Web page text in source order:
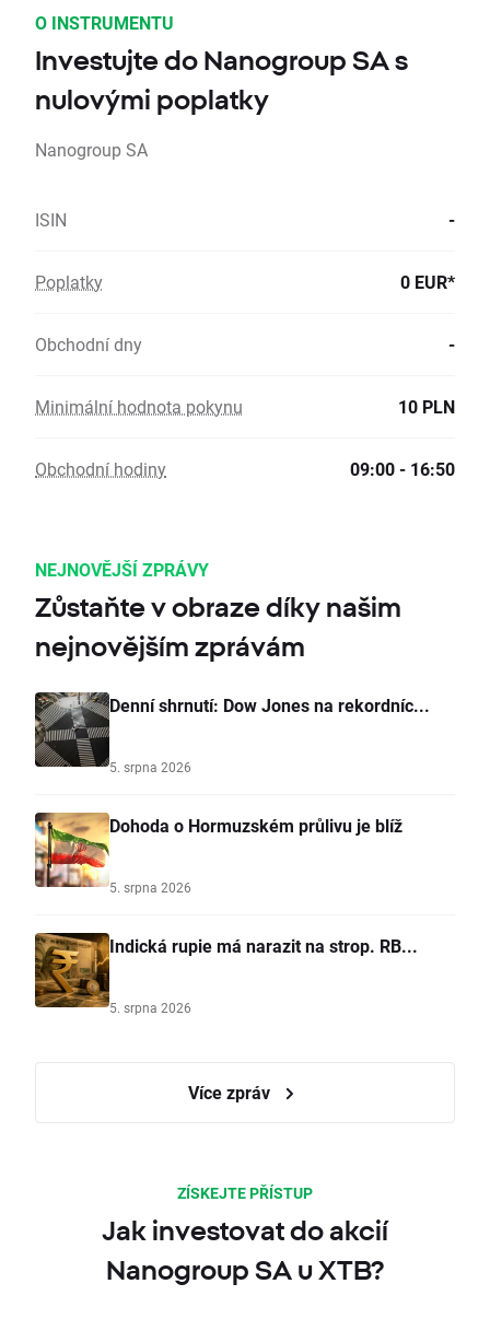
O INSTRUMENTU
Investujte do Nanogroup SA s
nulovými poplatky
Nanogroup SA
ISIN -
Poplatky 0 EUR*
Obchodní dny -
Minimální hodnota pokynu 10 PLN
Obchodní hodiny 09:00 - 16:50
NEJNOVĚJŠÍ ZPRÁVY
Zůstaňte v obraze díky našim
nejnovějším zprávám
Denní shrnutí: Dow Jones na rekordníc...
5. srpna 2026
Dohoda o Hormuzském průlivu je blíž
5. srpna 2026
Indická rupie má narazit na strop. RB...
5. srpna 2026
Více zpráv
ZÍSKEJTE PŘÍSTUP
Jak investovat do akcií
Nanogroup SA u XTB?